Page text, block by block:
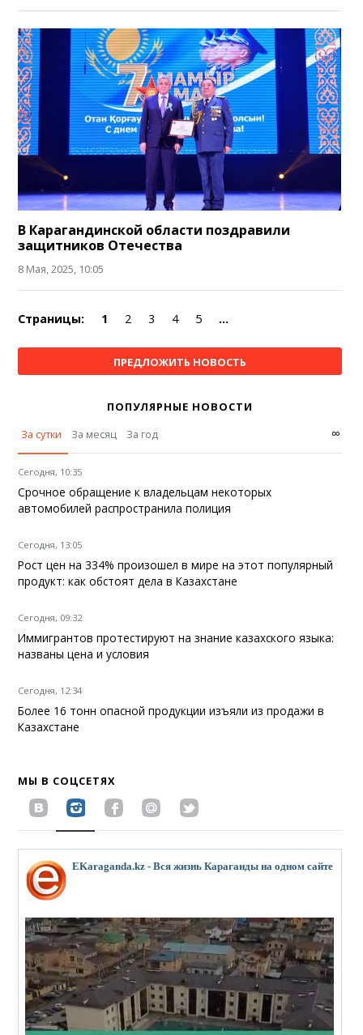
В Карагандинской области поздравили
защитников Отечества
8 Мая, 2025, 10:05
Страницы: 1 2 3 4 5 ...
ПРЕДЛОЖИТЬ НОВОСТЬ
ПОПУЛЯРНЫЕ НОВОСТИ
За сутки
За месяц За год ∞
Сегодня, 10:35
Срочное обращение к владельцам некоторых
автомобилей распространила полиция
Сегодня, 13:05
Рост цен на 334% произошел в мире на этот популярный
продукт: как обстоят дела в Казахстане
Сегодня, 09:32
Иммигрантов протестируют на знание казахского языка:
названы цена и условия
Сегодня, 12:34
Более 16 тонн опасной продукции изъяли из продажи в
Казахстане
МЫ В СОЦСЕТЯХ
EKaraganda.kz - Вся жизнь Караганды на одном сайте